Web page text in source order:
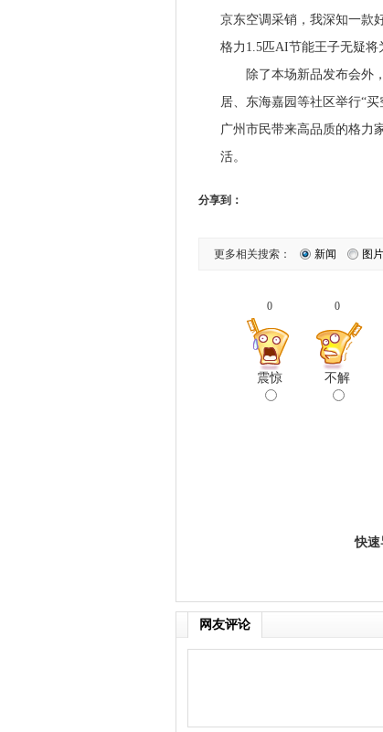
京东空调采销，我深知一款
格力1.5匹AI节能王子无疑
除了本场新品发布会外，
居、东海嘉园等社区举行“
广州市民带来高品质的格力
活。
分享到：
更多相关搜索： 新闻 图片
0
震惊
0
不解
快速
网友评论